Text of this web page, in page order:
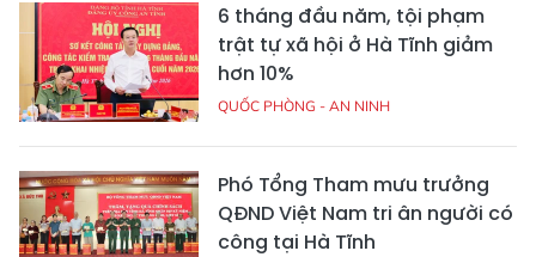
6 tháng đầu năm, tội phạm
trật tự xã hội ở Hà Tĩnh giảm
hơn 10%
QUỐC PHÒNG - AN NINH
Phó Tổng Tham mưu trưởng
QĐND Việt Nam tri ân người có
công tại Hà Tĩnh